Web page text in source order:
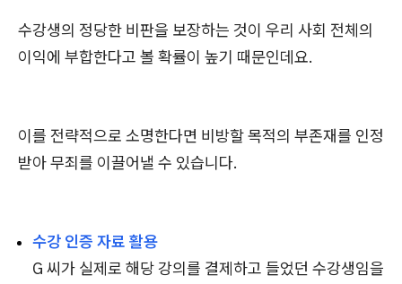
수강생의 정당한 비판을 보장하는 것이 우리 사회 전체의
이익에 부합한다고 볼 확률이 높기 때문인데요.
이를 전략적으로 소명한다면 비방할 목적의 부존재를 인정
받아 무죄를 이끌어낼 수 있습니다.
수강 인증 자료 활용
G 씨가 실제로 해당 강의를 결제하고 들었던 수강생임을